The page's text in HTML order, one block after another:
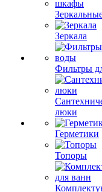
Зеркала
Фильтры
люки
Герметики
Топоры